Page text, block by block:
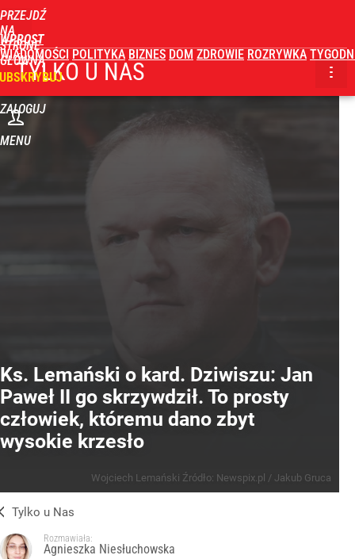
PRZEJDŹ
NA
STRONĘ
GŁÓWNĄ
WPROST
WIADOMOŚCI POLITYKA BIZNES DOM ZDROWIE ROZRYWKA
ZALOGUJ
MENU
TYLKO U NAS
Ks. Lemański o kard. Dziwiszu: Jan
Paweł II go skrzywdził. To prosty
człowiek, któremu dano zbyt
wysokie krzesło
Wojciech Lemański Źródło: Newspix.pl / Jakub Gruca
Tylko u Nas
Rozmawiała:
Agnieszka Niesłuchowska